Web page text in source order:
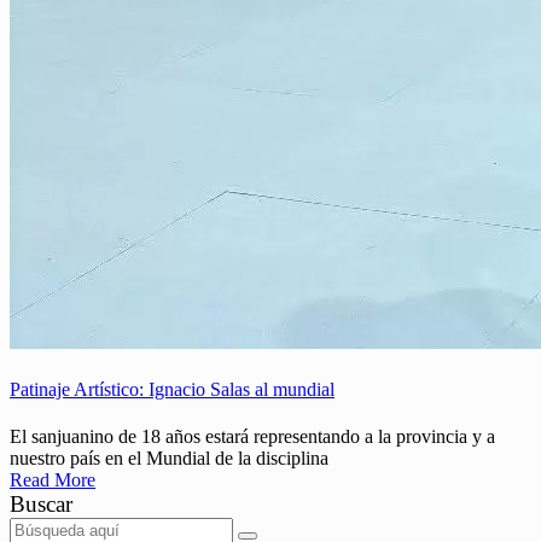
Patinaje Artístico: Ignacio Salas al mundial
El sanjuanino de 18 años estará representando a la provincia y a
nuestro país en el Mundial de la disciplina
Read More
Buscar